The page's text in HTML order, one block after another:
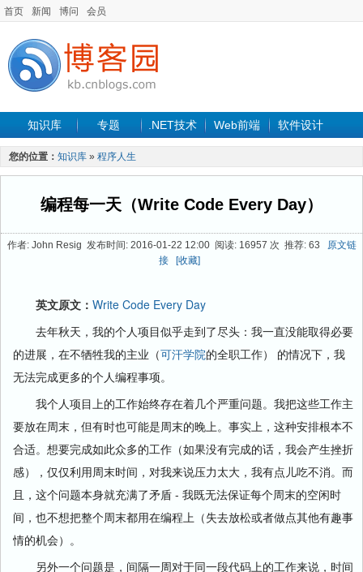
首页 新闻 博问 会员
知识库 专题 .NET技术 Web前端 软件设计
手机开发 软件工程
最新文章
您的位置： 知识库 » 程序人生
编程每一天（Write Code Every Day）
作者: John Resig 发布时间: 2016-01-22 12:00 阅读: 16957 次 推荐: 63
原文链
接
[收藏]
英文原文： Write Code Every Day
去年秋天，我的个人项目似乎走到了尽头：我一直没能取得必要
的进展，在不牺牲我的主业（可汗学院的全职工作） 的情况下，我
无法完成更多的个人编程事项。
我个人项目上的工作始终存在着几个严重问题。我把这些工作主
要放在周末，但有时也可能是周末的晚上。事实上，这种安排根本不
合适。想要完成如此众多的工作（如果没有完成的话，我会产生挫折
感），仅仅利用周末时间，对我来说压力太大，我有点儿吃不消。而
且，这个问题本身就充满了矛盾 - 我既无法保证每个周末的空闲时
间，也不想把整个周末都用在编程上（失去放松或者做点其他有趣事
情的机会）。
另外一个问题是，间隔一周对于同一段代码上的工作来说，时间